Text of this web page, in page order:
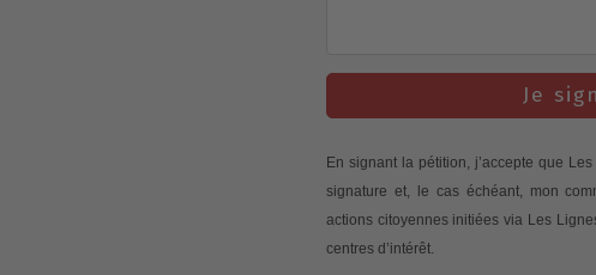
Je
En signant la pétition, j’accepte que
signature et, le cas échéant, mon
actions citoyennes initiées via Les
centres d’intérêt.